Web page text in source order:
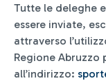
Tutte le deleghe
essere inviate,
attraverso
Regione Abruzzo
all’indirizzo: